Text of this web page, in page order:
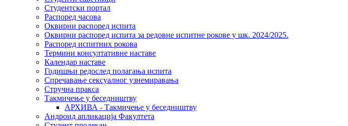
Студентски портал
Распоред часова
Оквирни распоред испита
Оквирни распоред испита за редовне испитне рокове у шк. 2024/2025.
Распоред испитних рокова
Термини консултативне наставе
Календар наставе
Годишњи редослед полагања испита
Спречавање сексуалног узнемиравања
Стручна пракса
Такмичење у беседништву
АРХИВА - Такмичење у беседништву
Андроид апликација Факултета